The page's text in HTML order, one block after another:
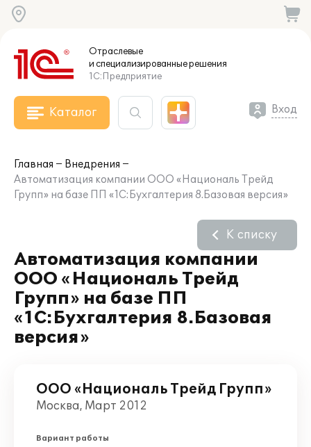
Отраслевые
и специализированныерешения
1С:Предприятие
Каталог Вход
Главная
Внедрения
Автоматизация компании ООО «Националь Трейд
Групп» на базе ПП «1С:Бухгалтерия 8.Базовая версия»
Автоматизация компании
ООО «Националь Трейд
Групп» на базе ПП
«1С:Бухгалтерия 8.Базовая
версия»
К списку
ООО «Националь Трейд Групп»
Москва, Март 2012
Вариант работы